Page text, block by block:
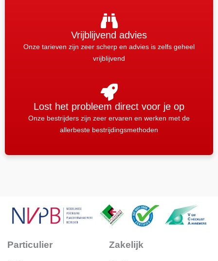
Vrijblijvend advies
Onze tarieven zijn zeer scherp en advies is zelfs geheel
vrijblijvend
Lost het probleem direct voor je op
Onze bestrijders zijn zeer ervaren en werken met de
allerbeste bestrijdingsmethoden
Particulier Zakelijk